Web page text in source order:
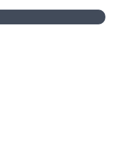
un bébé en menaçant de
tempête...jusqu’à cette